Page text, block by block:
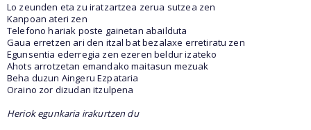
Lo zeunden eta zu iratzartzea zerua sutzea zen
Kanpoan ateri zen
Telefono hariak poste gainetan abailduta
Gaua erretzen ari den itzal bat bezalaxe erretiratu zen
Egunsentia ederregia zen ezeren beldur izateko
Ahots arrotzetan emandako maitasun mezuak
Beha duzun Aingeru Ezpataria
Oraino zor dizudan itzulpena
Heriok egunkaria irakurtzen du